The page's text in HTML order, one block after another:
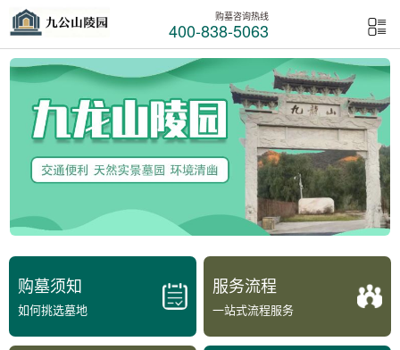
购墓咨询热线
400-838-5063
购墓须知
如何挑选墓地
服务流程
一站式流程服务